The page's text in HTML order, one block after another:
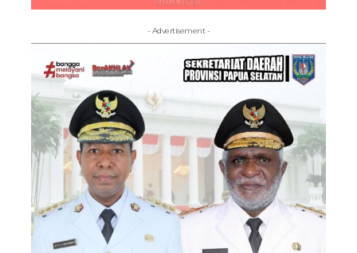
- Advertisement -